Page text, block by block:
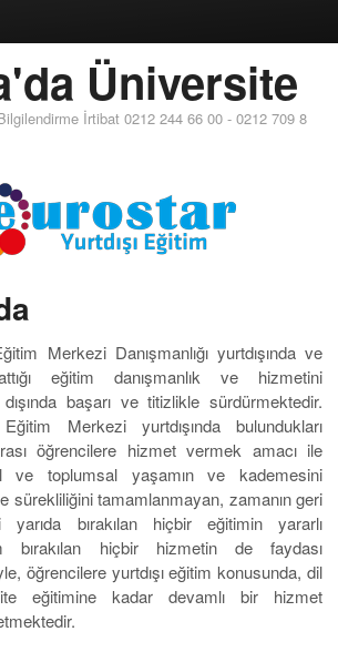
Üniversite
İrtibat 0212 244 66 00 - 0212 709 8
Merkezi Danışmanlığı yurtdışında ve
eğitim danışmanlık ve hizmetini
başarı ve titizlikle sürdürmektedir.
Merkezi yurtdışında bulundukları
öğrencilere hizmet vermek amacı ile
ve toplumsal yaşamın ve kademesini
sürekliliğini tamamlanmayan, zamanın geri
yarıda bırakılan hiçbir eğitimin yararlı
bırakılan hiçbir hizmetin de faydası
öğrencilere yurtdışı eğitim konusunda, dil
eğitimine kadar devamlı bir hizmet